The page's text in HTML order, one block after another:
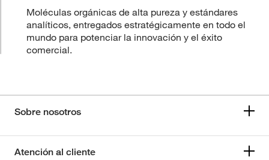
Moléculas orgánicas de alta pureza y estándares
analíticos, entregados estratégicamente en todo el
mundo para potenciar la innovación y el éxito
comercial.
Sobre nosotros
Atención al cliente